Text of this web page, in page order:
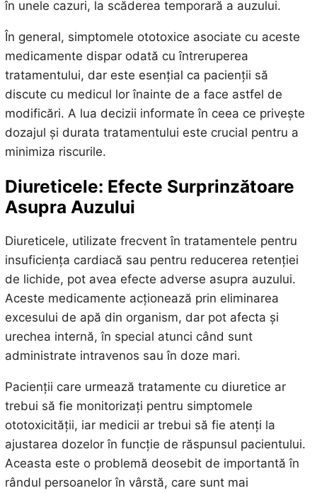
în unele cazuri, la scăderea temporară a auzului.
În general, simptomele ototoxice asociate cu aceste
medicamente dispar odată cu întreruperea
tratamentului, dar este esențial ca pacienții să
discute cu medicul lor înainte de a face astfel de
modificări. A lua decizii informate în ceea ce privește
dozajul și durata tratamentului este crucial pentru a
minimiza riscurile.
Diureticele: Efecte Surprinzătoare
Asupra Auzului
Diureticele, utilizate frecvent în tratamentele pentru
insuficiența cardiacă sau pentru reducerea retenției
de lichide, pot avea efecte adverse asupra auzului.
Aceste medicamente acționează prin eliminarea
excesului de apă din organism, dar pot afecta și
urechea internă, în special atunci când sunt
administrate intravenos sau în doze mari.
Pacienții care urmează tratamente cu diuretice ar
trebui să fie monitorizați pentru simptomele
ototoxicității, iar medicii ar trebui să fie atenți la
ajustarea dozelor în funcție de răspunsul pacientului.
Aceasta este o problemă deosebit de importantă în
rândul persoanelor în vârstă, care sunt mai